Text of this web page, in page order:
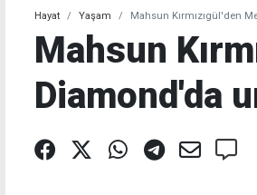
Hayat Yaşam Mahsun Kırmızıgül'den
Mahsun
Diamond'da